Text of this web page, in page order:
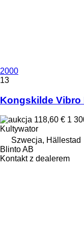
2000
13
Kongskilde Vibro
118,60 € 1
Kultywator
Szwecja, Hällestad
Blinto AB
Kontakt z dealerem